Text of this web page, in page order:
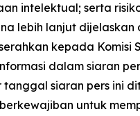
intelektual; serta
lebih lanjut dijelaskan
kepada Komisi
dalam siaran
tanggal siaran pers ini
untuk